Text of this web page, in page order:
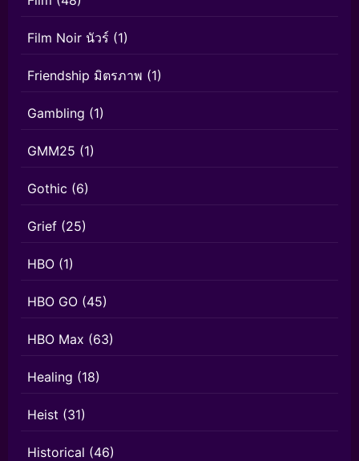
Film Noir นัวร์ (1)
Friendship มิตรภาพ (1)
Gambling (1)
GMM25 (1)
Gothic (6)
Grief (25)
HBO (1)
HBO GO (45)
HBO Max (63)
Healing (18)
Heist (31)
Historical (46)